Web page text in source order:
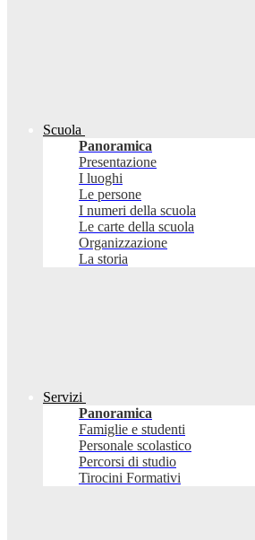
Scuola
Panoramica
Presentazione
I luoghi
Le persone
I numeri della scuola
Le carte della scuola
Organizzazione
La storia
Servizi
Panoramica
Famiglie e studenti
Personale scolastico
Percorsi di studio
Tirocini Formativi